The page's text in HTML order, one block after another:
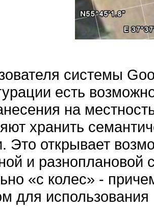
системы
есть
на
хранить
Это открывает
и разноплановой
«с колес» -
для использования